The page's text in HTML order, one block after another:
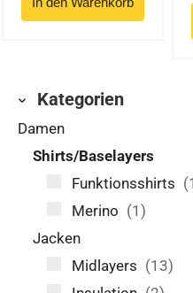
Kategorien
Damen
Shirts/Baselayers
Funktionsshirts
Merino (1)
Jacken
Midlayers (13)